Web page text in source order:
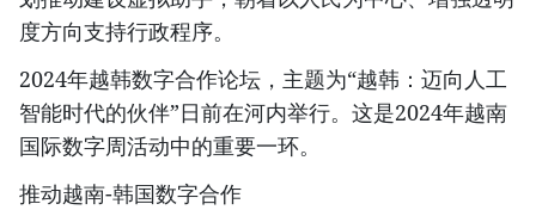
度方向支持行政程序。
2024年越韩数字合作论坛，主题为“越韩：迈向人工
智能时代的伙伴”日前在河内举行。这是2024年越南
国际数字周活动中的重要一环。
推动越南-韩国数字合作